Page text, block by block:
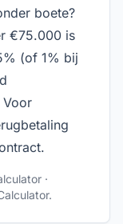
boete?
€75.000 is
(of 1% bij
·
.